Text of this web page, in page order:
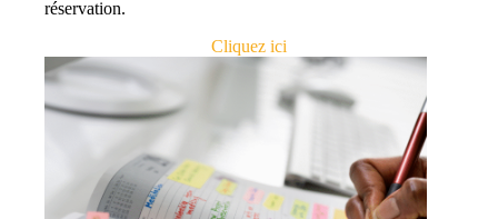
réservation.
Cliquez ici